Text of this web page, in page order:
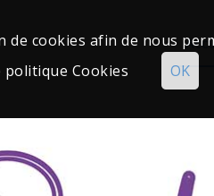
cookies afin de nous
Cookies
OK